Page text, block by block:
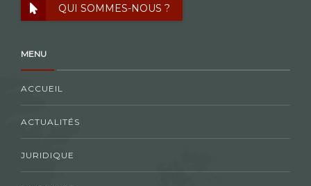
QUI SOMMES-NOUS ?
MENU
ACCUEIL
ACTUALITÉS
JURIDIQUE